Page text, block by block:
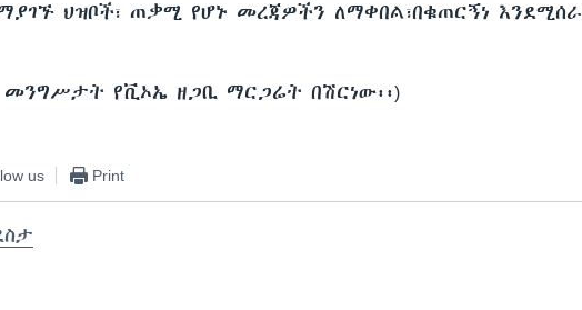
ህዝቦች፣ ጠቃሚ የሆኑ መረጃዎችን ለማቀበል፣በቁጠርኝነ እንደሚሰራ
መንግሥታት የቪኦኤ ዘጋቢ ማርጋሬት በሽርነው፡፡)
us Print